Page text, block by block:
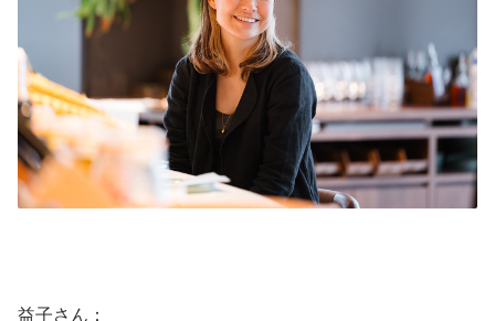
益子さん：